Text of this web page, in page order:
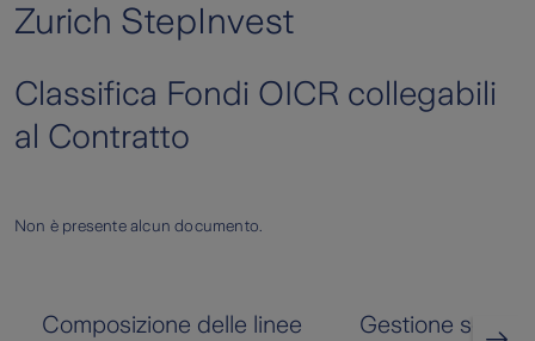
Zurich StepInvest
Classifica Fondi OICR collegabili
al Contratto
Non è presente alcun documento.
Composizione delle linee Gestione